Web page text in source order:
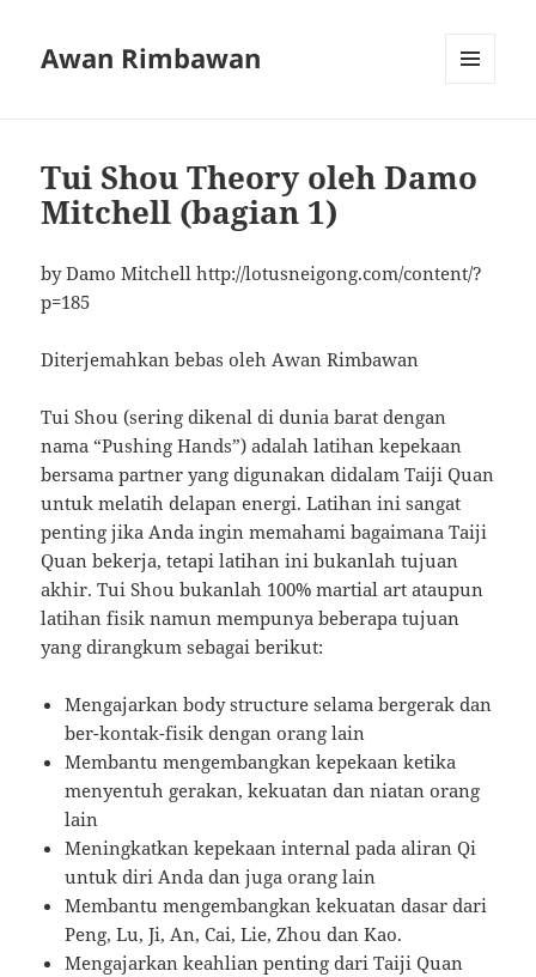
Awan Rimbawan
Tui Shou Theory oleh Damo
Mitchell (bagian 1)
by Damo Mitchell http://lotusneigong.com/content/?
p=185
Diterjemahkan bebas oleh Awan Rimbawan
Tui Shou (sering dikenal di dunia barat dengan
nama “Pushing Hands”) adalah latihan kepekaan
bersama partner yang digunakan didalam Taiji Quan
untuk melatih delapan energi. Latihan ini sangat
penting jika Anda ingin memahami bagaimana Taiji
Quan bekerja, tetapi latihan ini bukanlah tujuan
akhir. Tui Shou bukanlah 100% martial art ataupun
latihan fisik namun mempunya beberapa tujuan
yang dirangkum sebagai berikut:
Mengajarkan body structure selama bergerak dan
ber-kontak-fisik dengan orang lain
Membantu mengembangkan kepekaan ketika
menyentuh gerakan, kekuatan dan niatan orang
lain
Meningkatkan kepekaan internal pada aliran Qi
untuk diri Anda dan juga orang lain
Membantu mengembangkan kekuatan dasar dari
Peng, Lu, Ji, An, Cai, Lie, Zhou dan Kao.
Mengajarkan keahlian penting dari Taiji Quan